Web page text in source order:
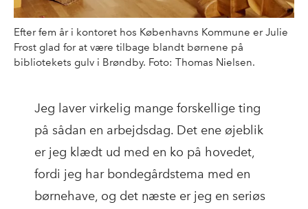
Efter fem år i kontoret hos Københavns Kommune er Julie
Frost glad for at være tilbage blandt børnene på
bibliotekets gulv i Brøndby. Foto: Thomas Nielsen.
Jeg laver virkelig mange forskellige ting
på sådan en arbejdsdag. Det ene øjeblik
er jeg klædt ud med en ko på hovedet,
fordi jeg har bondegårdstema med en
børnehave, og det næste er jeg en seriøs